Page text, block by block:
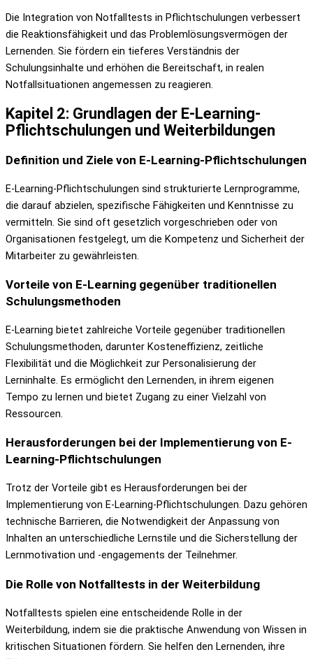
Die Integration von Notfalltests in Pflichtschulungen verbessert
die Reaktionsfähigkeit und das Problemlösungsvermögen der
Lernenden. Sie fördern ein tieferes Verständnis der
Schulungsinhalte und erhöhen die Bereitschaft, in realen
Notfallsituationen angemessen zu reagieren.
Kapitel 2: Grundlagen der E-Learning-
Pflichtschulungen und Weiterbildungen
Definition und Ziele von E-Learning-Pflichtschulungen
E-Learning-Pflichtschulungen sind strukturierte Lernprogramme,
die darauf abzielen, spezifische Fähigkeiten und Kenntnisse zu
vermitteln. Sie sind oft gesetzlich vorgeschrieben oder von
Organisationen festgelegt, um die Kompetenz und Sicherheit der
Mitarbeiter zu gewährleisten.
Vorteile von E-Learning gegenüber traditionellen
Schulungsmethoden
E-Learning bietet zahlreiche Vorteile gegenüber traditionellen
Schulungsmethoden, darunter Kosteneffizienz, zeitliche
Flexibilität und die Möglichkeit zur Personalisierung der
Lerninhalte. Es ermöglicht den Lernenden, in ihrem eigenen
Tempo zu lernen und bietet Zugang zu einer Vielzahl von
Ressourcen.
Herausforderungen bei der Implementierung von E-
Learning-Pflichtschulungen
Trotz der Vorteile gibt es Herausforderungen bei der
Implementierung von E-Learning-Pflichtschulungen. Dazu gehören
technische Barrieren, die Notwendigkeit der Anpassung von
Inhalten an unterschiedliche Lernstile und die Sicherstellung der
Lernmotivation und -engagements der Teilnehmer.
Die Rolle von Notfalltests in der Weiterbildung
Notfalltests spielen eine entscheidende Rolle in der
Weiterbildung, indem sie die praktische Anwendung von Wissen in
kritischen Situationen fördern. Sie helfen den Lernenden, ihre